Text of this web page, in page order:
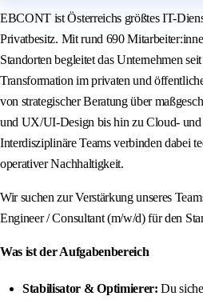
EBCONT ist Österreichs größtes IT-
Privatbesitz. Mit rund 690
Standorten begleitet das Unternehmen
Transformation im privaten und
von strategischer Beratung über
und UX/UI-Design bis hin zu Cloud- und
Interdisziplinäre Teams verbinden dabei
operativer Nachhaltigkeit.
Wir suchen zur Verstärkung unseres
Engineer / Consultant (m/w/d) für den
Was ist der Aufgabenbereich
Stabilisator & Optimierer: Du